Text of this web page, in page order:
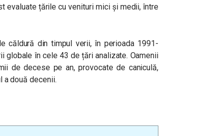
evaluate țările cu venituri mici și medii, între
căldură din timpul verii, în perioada 1991-
globale în cele 43 de țări analizate. Oamenii
de decese pe an, provocate de caniculă,
a două decenii.